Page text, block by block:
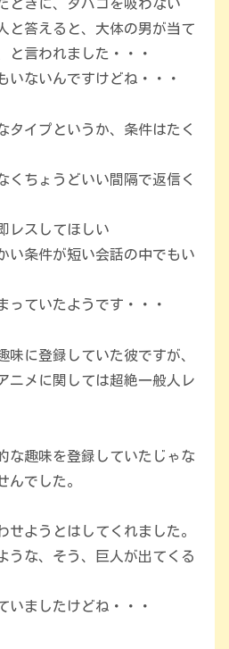
ときに、タバコを吸わない
と答えると、大体の男が当て
と言われました・・・
いないんですけどね・・・
タイプというか、条件はたく
くちょうどいい間隔で返信く
レスしてほしい
い条件が短い会話の中でもい
っていたようです・・・
味に登録していた彼ですが、
ニメに関しては超絶一般人レ
な趣味を登録していたじゃな
んでした。
せようとはしてくれました。
うな、そう、巨人が出てくる
いましたけどね・・・